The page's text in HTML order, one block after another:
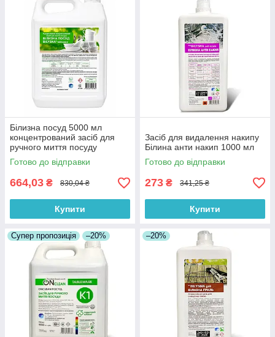
Білизна посуд 5000 мл
концентрований засіб для
ручного миття посуду
Готово до відправки
664,03 ₴ 830,04 ₴
Купити
Засіб для видалення накипу
Білина анти накип 1000 мл
Готово до відправки
273 ₴ 341,25 ₴
Купити
Супер пропозиція –20% –20%